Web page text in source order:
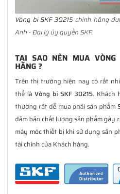
Vòng bi SKF 30215 chính hãng
Anh - Đại lý ủy quyền SKF.
TẠI SAO NÊN MUA
HÃNG ?
Trên thị trường hiện nay có rất
thể là Vòng bi SKF 30215. Khách
thường rất dễ mua phải sản phẩm
đảm bảo chất lượng sản phẩm gây
máy móc thiết bị khi sử dụng sản
tài chính của Khách hàng.